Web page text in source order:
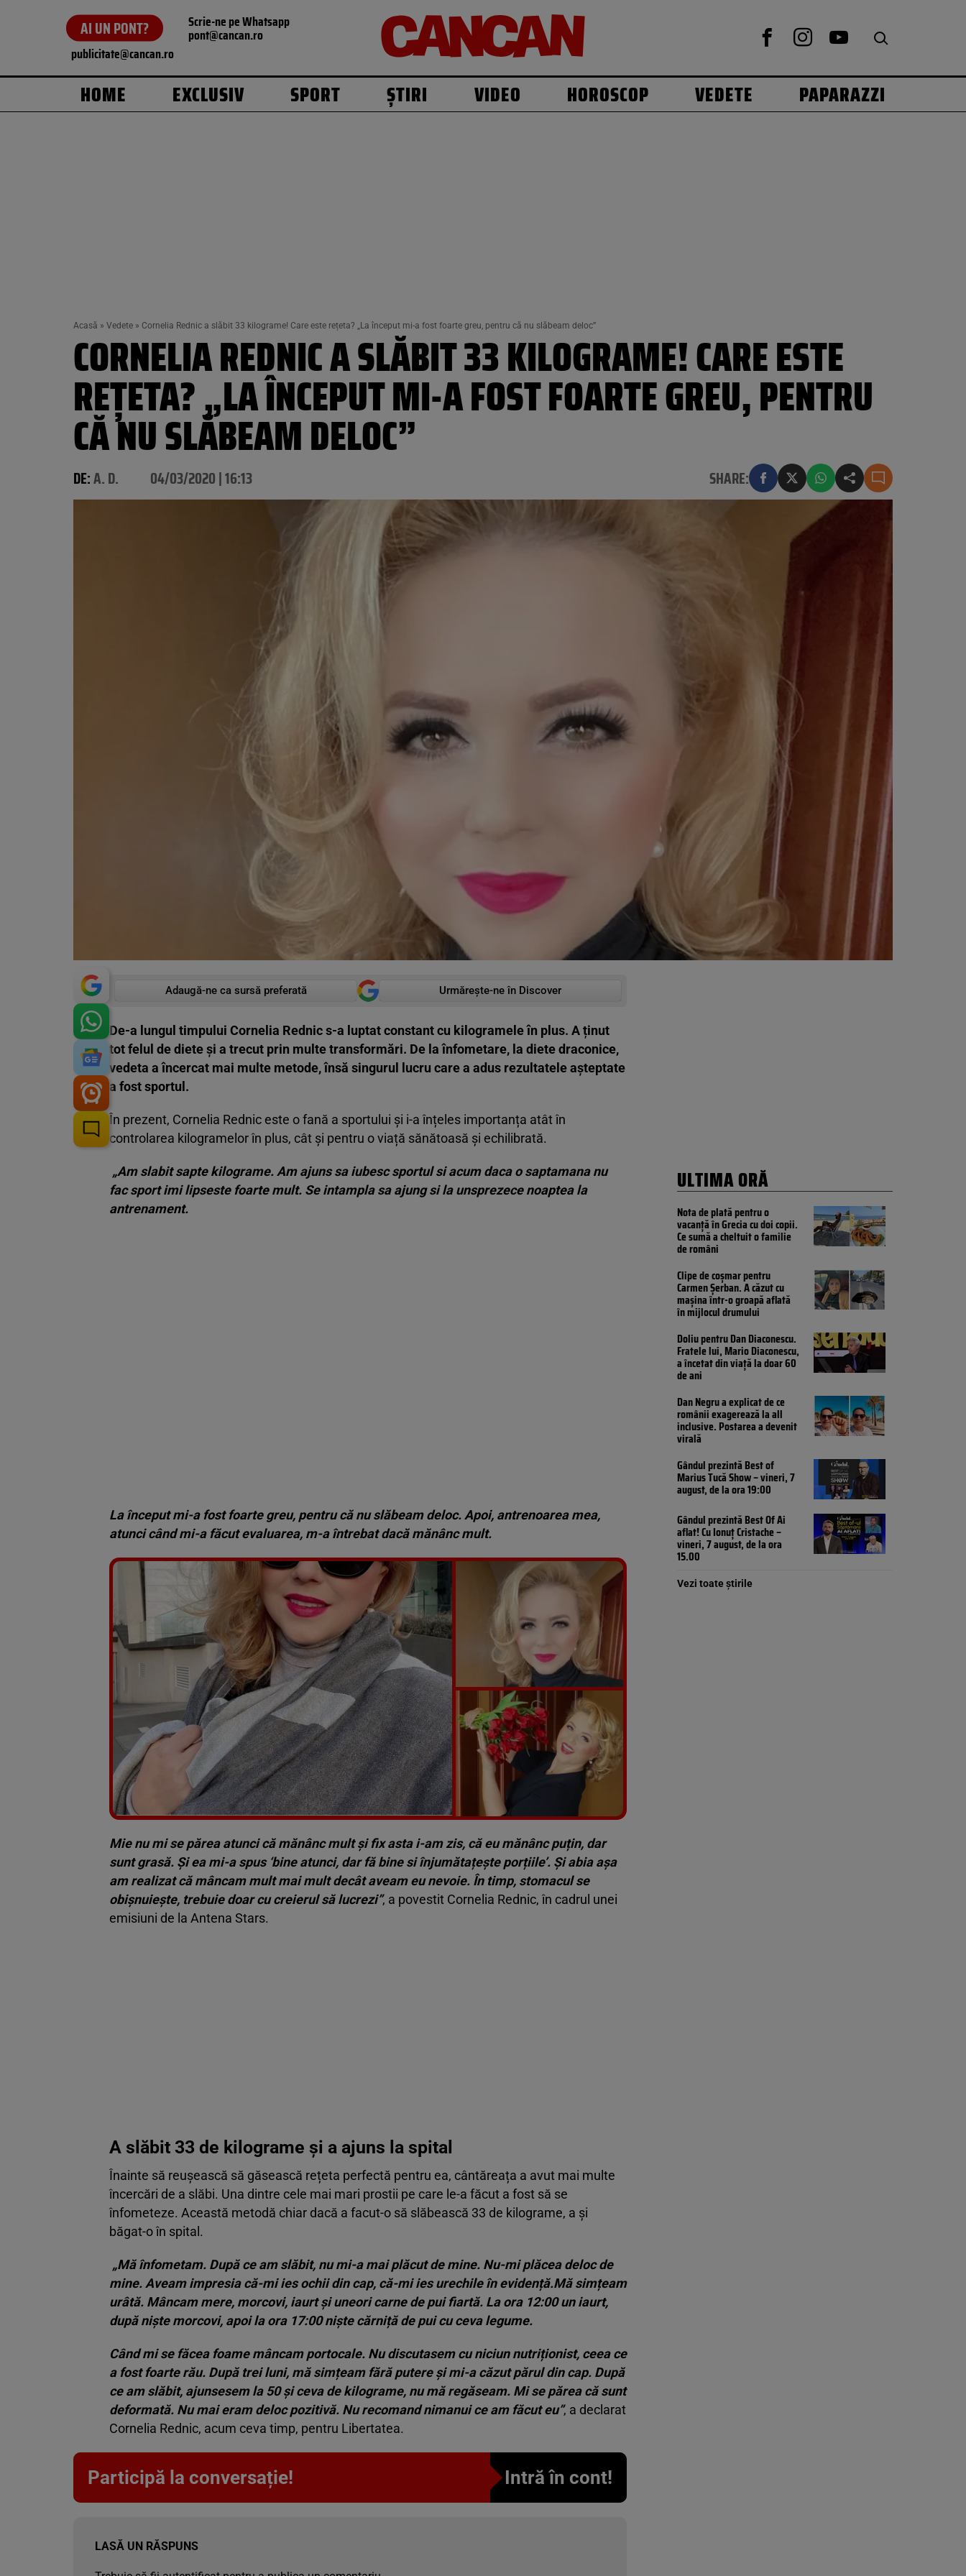
AI UN PONT? Scrie-ne pe Whatsapp
pont@cancan.ro
publicitate@cancan.ro
HOME EXCLUSIV SPORT ȘTIRI VIDEO HOROSCOP VEDETE PAPARAZZI
Acasă » Vedete » Cornelia Rednic a slăbit 33 kilograme! Care este rețeta? „La început mi-a fost foarte greu, pentru că nu slăbeam deloc”
CORNELIA REDNIC A SLĂBIT 33 KILOGRAME! CARE ESTE
REȚETA? „LA ÎNCEPUT MI-A FOST FOARTE GREU, PENTRU
CĂ NU SLĂBEAM DELOC”
DE:A. D. 04/03/2020 | 16:13 SHARE:
Adaugă-ne ca sursă preferată Urmărește-ne în Discover
De-a lungul timpului Cornelia Rednic s-a luptat constant cu kilogramele în plus. A ținut
tot felul de diete și a trecut prin multe transformări. De la înfometare, la diete draconice,
vedeta a încercat mai multe metode, însă singurul lucru care a adus rezultatele așteptate
a fost sportul.
În prezent, Cornelia Rednic este o fană a sportului și i-a înțeles importanța atât în
controlarea kilogramelor în plus, cât și pentru o viață sănătoasă și echilibrată.
„Am slabit sapte kilograme. Am ajuns sa iubesc sportul si acum daca o saptamana nu
fac sport imi lipseste foarte mult. Se intampla sa ajung si la unsprezece noaptea la
antrenament.
La început mi-a fost foarte greu, pentru că nu slăbeam deloc. Apoi, antrenoarea mea,
atunci când mi-a făcut evaluarea, m-a întrebat dacă mănânc mult.
Vezi galeria foto
6 poze
Mie nu mi se părea atunci că mănânc mult și fix asta i-am zis, că eu mănânc puțin, dar
sunt grasă. Și ea mi-a spus ‘bine atunci, dar fă bine si înjumătațește porțiile’. Și abia așa
am realizat că mâncam mult mai mult decât aveam eu nevoie. În timp, stomacul se
obișnuiește, trebuie doar cu creierul să lucrezi”, a povestit Cornelia Rednic, în cadrul unei
emisiuni de la Antena Stars.
A slăbit 33 de kilograme și a ajuns la spital
Înainte să reușească să găsească rețeta perfectă pentru ea, cântăreața a avut mai multe
încercări de a slăbi. Una dintre cele mai mari prostii pe care le-a făcut a fost să se
înfometeze. Această metodă chiar dacă a facut-o să slăbească 33 de kilograme, a și
băgat-o în spital.
„Mă înfometam. După ce am slăbit, nu mi-a mai plăcut de mine. Nu-mi plăcea deloc de
mine. Aveam impresia că-mi ies ochii din cap, că-mi ies urechile în evidență.Mă simțeam
urâtă. Mâncam mere, morcovi, iaurt și uneori carne de pui fiartă. La ora 12:00 un iaurt,
după niște morcovi, apoi la ora 17:00 niște cărniță de pui cu ceva legume.
Când mi se făcea foame mâncam portocale. Nu discutasem cu niciun nutriționist, ceea ce
a fost foarte rău. După trei luni, mă simțeam fără putere și mi-a căzut părul din cap. După
ce am slăbit, ajunsesem la 50 și ceva de kilograme, nu mă regăseam. Mi se părea că sunt
deformată. Nu mai eram deloc pozitivă. Nu recomand nimanui ce am făcut eu”, a declarat
Cornelia Rednic, acum ceva timp, pentru Libertatea.
Participă la conversație! Intră în cont!
LASĂ UN RĂSPUNS
ULTIMA ORĂ
Nota de plată pentru o
vacanță în Grecia cu doi copii.
Ce sumă a cheltuit o familie
de români
Clipe de coșmar pentru
Carmen Șerban. A căzut cu
mașina într-o groapă aflată
în mijlocul drumului
Doliu pentru Dan Diaconescu.
Fratele lui, Mario Diaconescu,
a încetat din viață la doar 60
de ani
Dan Negru a explicat de ce
românii exagerează la all
inclusive. Postarea a devenit
virală
Gândul prezintă Best of
Marius Tucă Show – vineri, 7
august, de la ora 19:00
Gândul prezintă Best Of Ai
aflat! Cu Ionuț Cristache –
vineri, 7 august, de la ora
15.00
Vezi toate știrile